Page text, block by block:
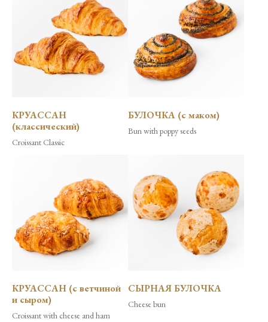
КРУАССАН
(классический)
Croissant Classic
БУЛОЧКА (с маком)
Bun with poppy seeds
КРУАССАН (с ветчиной
и сыром)
Croissant with cheese and ham
СЫРНАЯ БУЛОЧКА
Cheese bun